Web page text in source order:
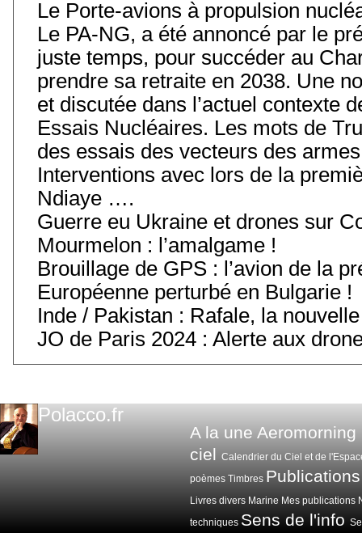
Le Porte-avions à propulsion
Le PA-NG, a été annoncé par le
juste temps, pour succéder au
prendre sa retraite en 2038. Une
et discutée dans l’actuel contexte
Essais Nucléaires. Les mots de
des essais des vecteurs des
Interventions avec lors de la
Ndiaye ….
Guerre eu Ukraine et drones sur
Mourmelon : l’amalgame !
Brouillage de GPS : l’avion de la
Européenne perturbé en Bulgarie !
Inde / Pakistan : Rafale, la
JO de Paris 2024 : Alerte aux
Polacco.fr
A la une Aeromorning
ciel Calendrier du Ciel et de
poèmes Timbres Publications
Livres divers Marine Mes publications
techniques Sens de l'info